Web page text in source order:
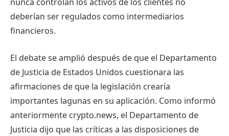
deberían ser regulados como intermediarios
financieros.
El debate se amplió después de que el Departamento
de Justicia de Estados Unidos cuestionara las
afirmaciones de que la legislación crearía
importantes lagunas en su aplicación. Como informó
anteriormente crypto.news, el Departamento de
Justicia dijo que las críticas a las disposiciones de